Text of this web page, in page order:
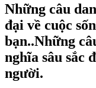
Những câu
đại về cuộc
bạn..Những
nghĩa sâu sắc
người.